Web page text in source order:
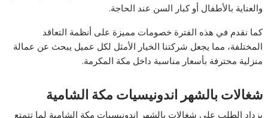
والعناية بالأطفال أو كبار السن عند الحاجة.
كما نقدم في هذه الفترة خصومات مميزة على أنظمة التعاقد
المختلفة، مما يجعل شركتنا الخيار الأمثل لكل عميل يبحث عن عمالة
منزلية محترفة بأسعار مناسبة داخل مكة المكرمة.
شغالات بالشهر اندونيسيات مكة الشامية
يزداد الطلب على شغالات بالشهر اندونيسيات مكة الشامية لما تتمتع